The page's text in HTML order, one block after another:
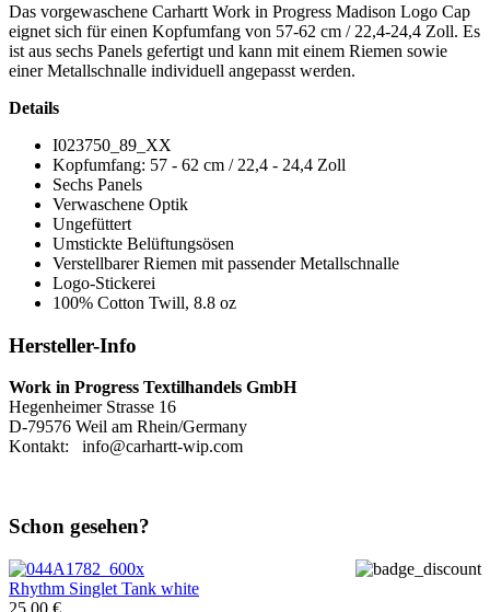
Das vorgewaschene Carhartt Work in Progress Madison Logo Cap
eignet sich für einen Kopfumfang von 57-62 cm / 22,4-24,4 Zoll. Es
ist aus sechs Panels gefertigt und kann mit einem Riemen sowie
einer Metallschnalle individuell angepasst werden.
Details
I023750_89_XX
Kopfumfang: 57 - 62 cm / 22,4 - 24,4 Zoll
Sechs Panels
Verwaschene Optik
Ungefüttert
Umstickte Belüftungsösen
Verstellbarer Riemen mit passender Metallschnalle
Logo-Stickerei
100% Cotton Twill, 8.8 oz
Hersteller-Info
Work in Progress Textilhandels GmbH
Hegenheimer Strasse 16
D-79576 Weil am Rhein/Germany
Kontakt: info@carhartt-wip.com
Schon gesehen?
Rhythm Singlet Tank white
25,00 €